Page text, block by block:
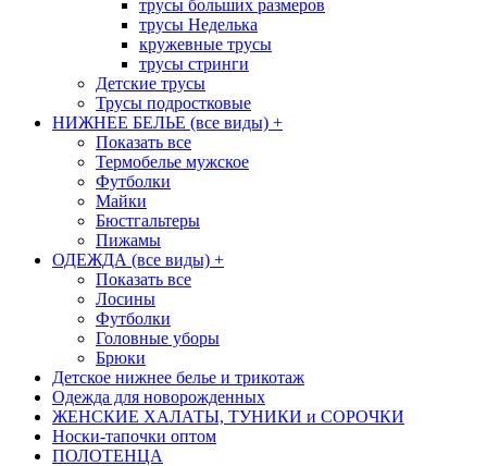
трусы больших размеров
трусы Неделька
кружевные трусы
трусы стринги
Детские трусы
Трусы подростковые
НИЖНЕЕ БЕЛЬЕ (все виды) +
Показать все
Термобелье мужское
Футболки
Майки
Бюстгальтеры
Пижамы
ОДЕЖДА (все виды) +
Показать все
Лосины
Футболки
Головные уборы
Брюки
Детское нижнее белье и трикотаж
Одежда для новорожденных
ЖЕНСКИЕ ХАЛАТЫ, ТУНИКИ и СОРОЧКИ
Носки-тапочки оптом
ПОЛОТЕНЦА